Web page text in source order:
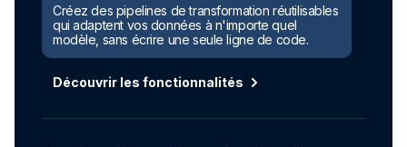
Créez des pipelines de transformation réutilisables
qui adaptent vos données à n'importe quel
modèle, sans écrire une seule ligne de code.
Découvrir les fonctionnalités